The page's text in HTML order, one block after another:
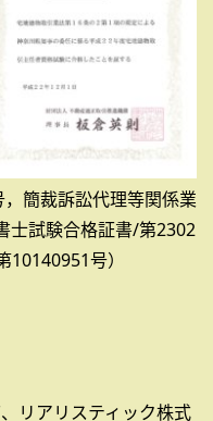
，簡裁訴訟代理等関係業
士試験合格証書/第2302
号）
リアリスティック株式